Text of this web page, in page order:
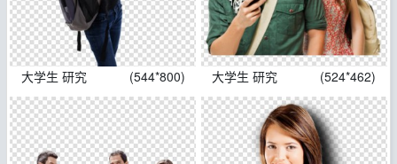
大学生 研究 (544*800) 大学生 研究 (524*462)